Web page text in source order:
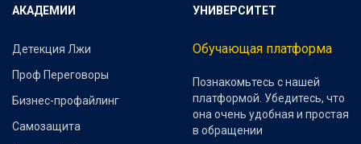
АКАДЕМИИ
Детекция Лжи
Проф Переговоры
Бизнес-профайлинг
Самозащита
УНИВЕРСИТЕТ
Обучающая платформа
Познакомьтесь с нашей
платформой. Убедитесь, что
она очень удобная и простая
в обращении